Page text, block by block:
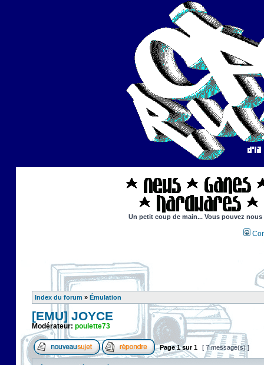
Un petit coup de main... Vous pouvez
Index du forum » Émulation
[EMU] JOYCE
Modérateur: poulette73
Page1sur1 [ 7 message(s) ]